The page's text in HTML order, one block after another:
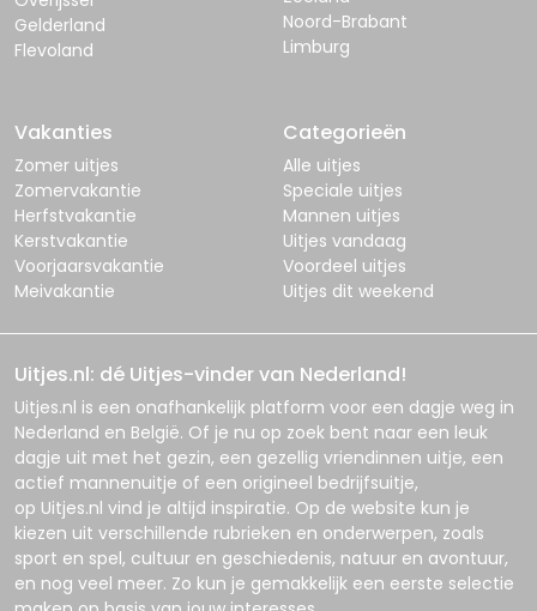
Gelderland
Flevoland
Noord-Brabant
Limburg
Vakanties
Zomer uitjes
Zomervakantie
Herfstvakantie
Kerstvakantie
Voorjaarsvakantie
Meivakantie
Categorieën
Alle uitjes
Speciale uitjes
Mannen uitjes
Uitjes vandaag
Voordeel uitjes
Uitjes dit weekend
Uitjes.nl: dé Uitjes-vinder van Nederland!
Uitjes.nl is een onafhankelijk platform voor een dagje weg in
Nederland en België. Of je nu op zoek bent naar een leuk
dagje uit met het gezin, een gezellig vriendinnen uitje, een
actief mannenuitje of een origineel bedrijfsuitje,
op Uitjes.nl vind je altijd inspiratie. Op de website kun je
kiezen uit verschillende rubrieken en onderwerpen, zoals
sport en spel, cultuur en geschiedenis, natuur en avontuur,
en nog veel meer. Zo kun je gemakkelijk een eerste selectie